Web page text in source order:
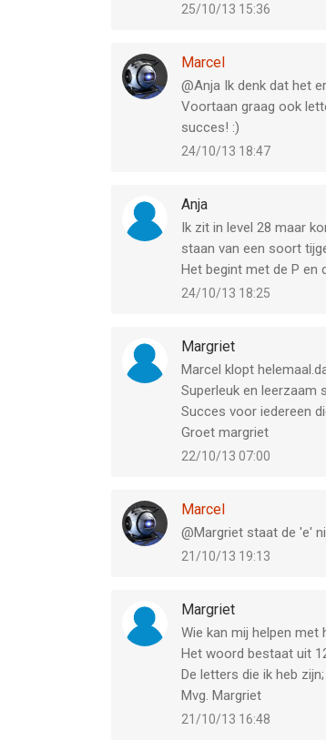
© Tassapon |
25/10/13 15:36
Marcel
@Anja Ik denk dat het
Voortaan graag ook
succes! :)
24/10/13 18:47
Anja
Ik zit in level 28 maar
staan van een soort
Het begint met de P en
24/10/13 18:25
Margriet
Marcel klopt
Superleuk en leerzaam
Succes voor iedereen
Groet margriet
22/10/13 07:00
Marcel
@Margriet staat de 'e'
21/10/13 19:13
Margriet
Wie kan mij helpen met
Het woord bestaat uit
De letters die ik heb
Mvg. Margriet
21/10/13 16:48